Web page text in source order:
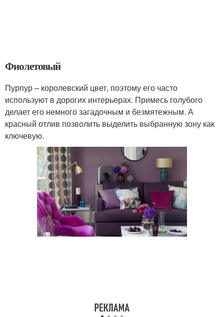
Фиолетовый
Пурпур – королевский цвет, поэтому его часто
используют в дорогих интерьерах. Примесь голубого
делает его немного загадочным и безмятежным. А
красный отлив позволить выделить выбранную зону как
ключевую.